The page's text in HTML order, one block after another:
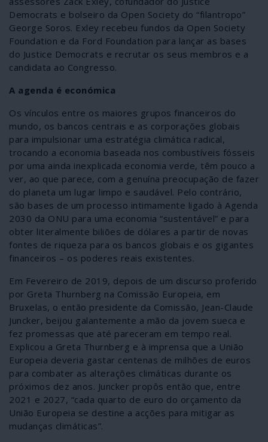
Democrats e bolseiro da Open Society do “filantropo”
George Soros. Exley recebeu fundos da Open Society
Foundation e da Ford Foundation para lançar as bases
do Justice Democrats e recrutar os seus membros e a
candidata ao Congresso.
A agenda é económica
Os vínculos entre os maiores grupos financeiros do
mundo, os bancos centrais e as corporações globais
para impulsionar uma estratégia climática radical,
trocando a economia baseada nos combustíveis fósseis
por uma ainda inexplicada economia verde, têm pouco a
ver, ao que parece, com a genuína preocupação de fazer
do planeta um lugar limpo e saudável. Pelo contrário,
são bases de um processo intimamente ligado à Agenda
2030 da ONU para uma economia “sustentável” e para
obter literalmente biliões de dólares a partir de novas
fontes de riqueza para os bancos globais e os gigantes
financeiros – os poderes reais existentes.
Em Fevereiro de 2019, depois de um discurso proferido
por Greta Thurnberg na Comissão Europeia, em
Bruxelas, o então presidente da Comissão, Jean-Claude
Juncker, beijou galantemente a mão da jovem sueca e
fez promessas que até pareceram em tempo real.
Explicou a Greta Thurnberg e à imprensa que a União
Europeia deveria gastar centenas de milhões de euros
para combater as alterações climáticas durante os
próximos dez anos. Juncker propôs então que, entre
2021 e 2027, “cada quarto de euro do orçamento da
União Europeia se destine a acções para mitigar as
mudanças climáticas”.